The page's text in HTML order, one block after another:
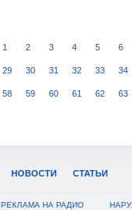
1 2 3 4 5 6
29 30 31 32 33 34
58 59 60 61 62 63
НОВОСТИ СТАТЬИ
РЕКЛАМА НА РАДИО